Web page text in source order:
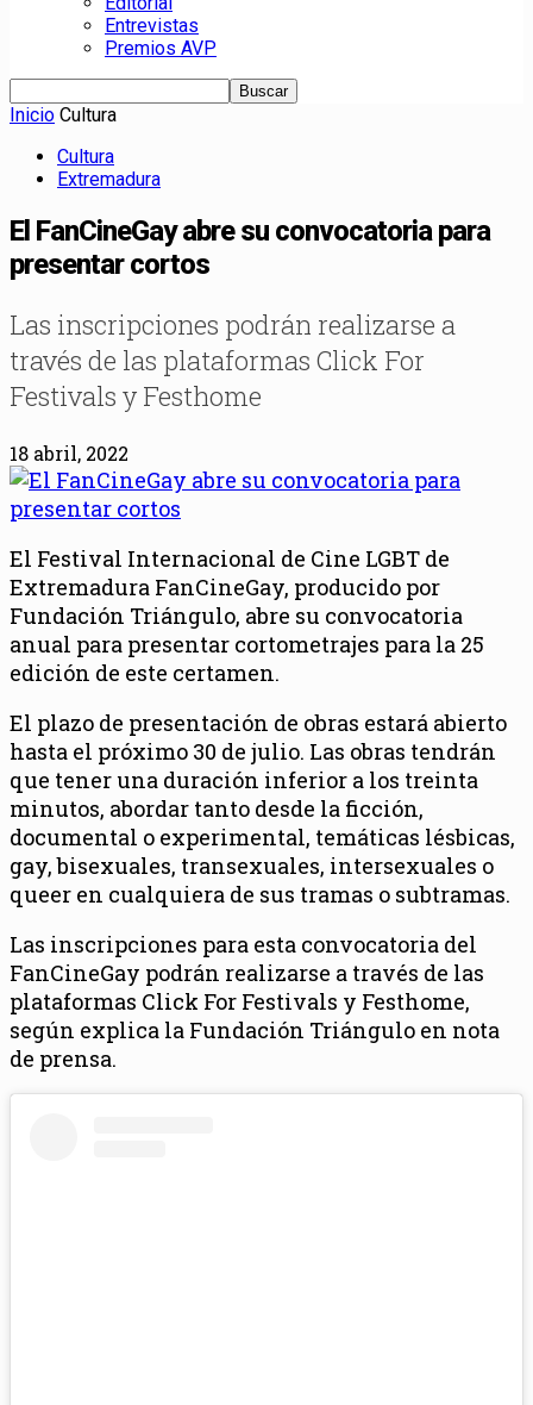
Entrevistas
Premios AVP
Inicio Cultura
Cultura
Extremadura
El FanCineGay abre su convocatoria para
presentar cortos
Las inscripciones podrán realizarse a
través de las plataformas Click For
Festivals y Festhome
18 abril, 2022
El Festival Internacional de Cine LGBT de
Extremadura FanCineGay, producido por
Fundación Triángulo, abre su convocatoria
anual para presentar cortometrajes para la 25
edición de este certamen.
El plazo de presentación de obras estará abierto
hasta el próximo 30 de julio. Las obras tendrán
que tener una duración inferior a los treinta
minutos, abordar tanto desde la ficción,
documental o experimental, temáticas lésbicas,
gay, bisexuales, transexuales, intersexuales o
queer en cualquiera de sus tramas o subtramas.
Las inscripciones para esta convocatoria del
FanCineGay podrán realizarse a través de las
plataformas Click For Festivals y Festhome,
según explica la Fundación Triángulo en nota
de prensa.